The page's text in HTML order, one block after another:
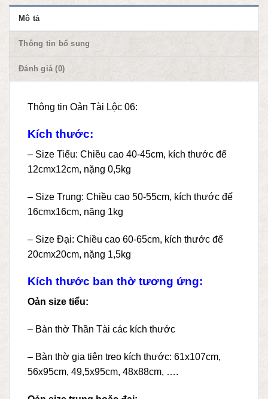
Mô tả
Thông tin bổ sung
Đánh giá (0)
Thông tin Oản Tài Lộc 06:
Kích thước:
– Size Tiểu: Chiều cao 40-45cm, kích thước đế
12cmx12cm, nặng 0,5kg
– Size Trung: Chiều cao 50-55cm, kích thước đế
16cmx16cm, nặng 1kg
– Size Đại: Chiều cao 60-65cm, kích thước đế
20cmx20cm, nặng 1,5kg
Kích thước ban thờ tương ứng:
Oản size tiểu:
– Bàn thờ Thần Tài các kích thước
– Bàn thờ gia tiên treo kích thước: 61x107cm,
56x95cm, 49,5x95cm, 48x88cm, ….